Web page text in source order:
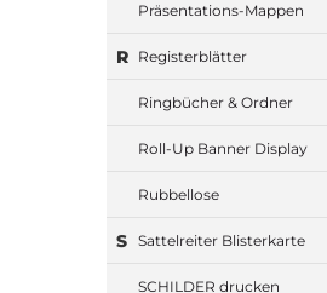
Präsentations-Mappen
R Registerblätter
Ringbücher & Ordner
Roll-Up Banner Display
Rubbellose
S Sattelreiter Blisterkarte
SCHILDER drucken